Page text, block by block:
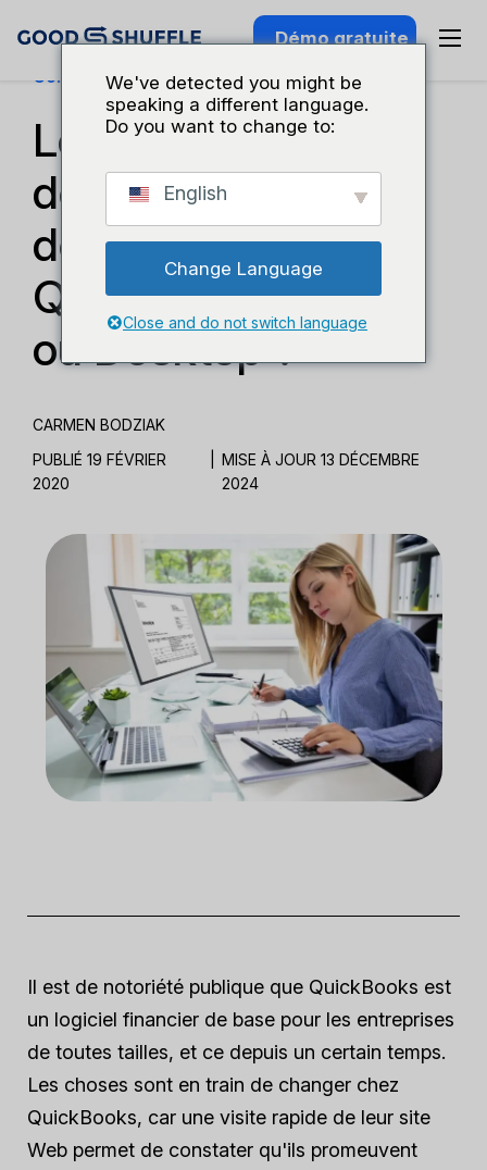
Démo gratuite
Connaissance Du Secteur
Les professionnels
de l'événementiel
doivent-ils utiliser
QuickBooks Online
ou Desktop ?
CARMEN BODZIAK
PUBLIÉ 19 FÉVRIER
2020
MISE À JOUR 13 DÉCEMBRE
2024
Il est de notoriété publique que QuickBooks est
un logiciel financier de base pour les entreprises
de toutes tailles, et ce depuis un certain temps.
Les choses sont en train de changer chez
QuickBooks, car une visite rapide de leur site
Web permet de constater qu'ils promeuvent
We've detected you might be
speaking a different language.
Do you want to change to:
English
Change Language
Close and do not switch language